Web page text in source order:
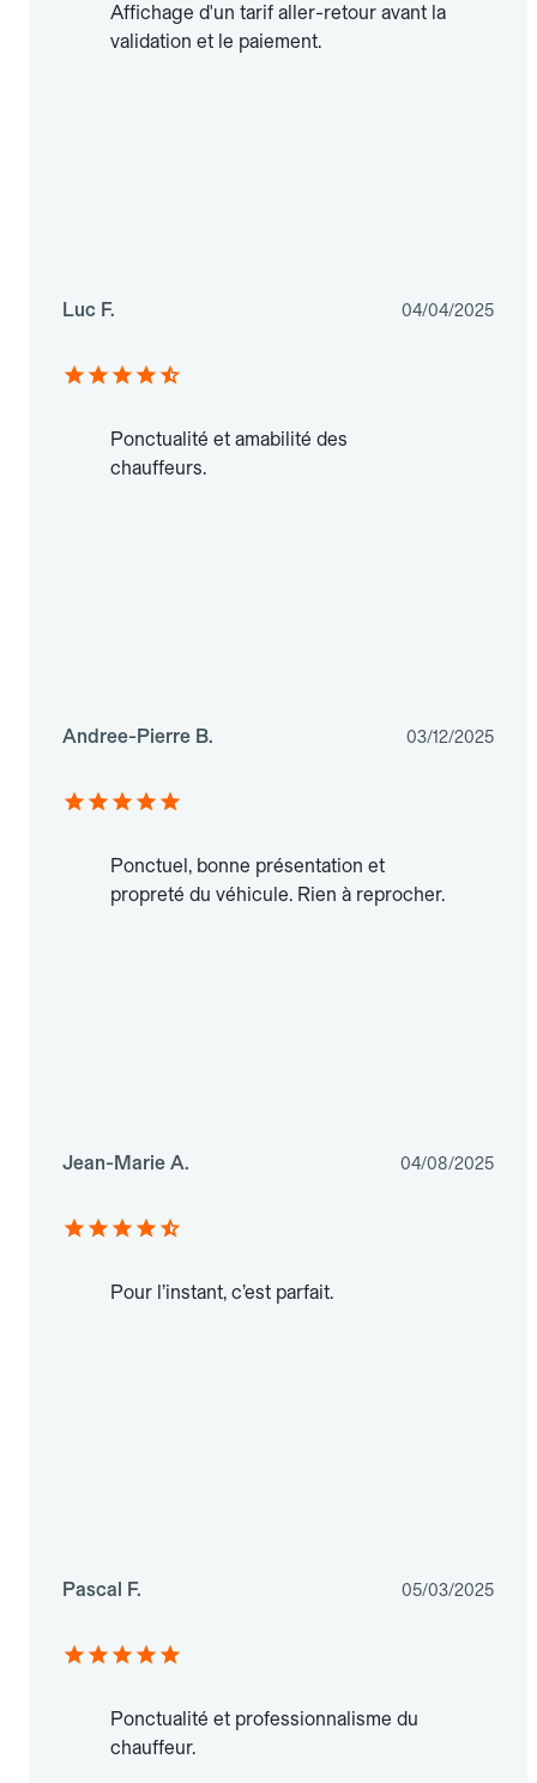
Affichage d'un tarif aller-retour avant la
validation et le paiement.
Luc F. 04/04/2025
Ponctualité et amabilité des
chauffeurs.
Andree-Pierre B. 03/12/2025
Ponctuel, bonne présentation et
propreté du véhicule. Rien à reprocher.
Jean-Marie A. 04/08/2025
Pour l’instant, c’est parfait.
Pascal F. 05/03/2025
Ponctualité et professionnalisme du
chauffeur.